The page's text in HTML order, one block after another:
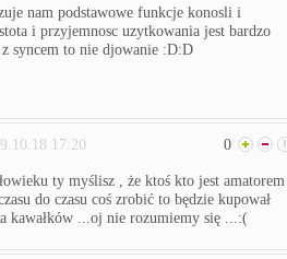
nam podstawowe funkcje konosli i
i przyjemnosc uzytkowania jest bardzo
syncem to nie djowanie :D:D
17:20 0
ty myślisz , że ktoś kto jest
do czasu coś zrobić to będzie kupował
kawałków ...oj nie rozumiemy się ...:(